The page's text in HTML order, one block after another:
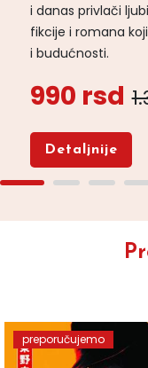
i danas privlači
fikcije i romana
i budućnosti.
990 rsd
Detaljnije
preporučujemo